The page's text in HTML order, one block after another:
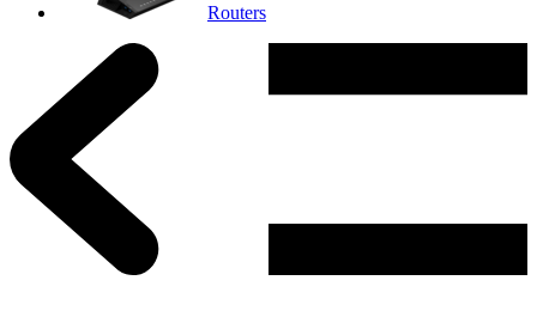
Routers